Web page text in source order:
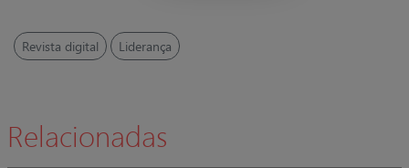
Revista digital Liderança
Relacionadas